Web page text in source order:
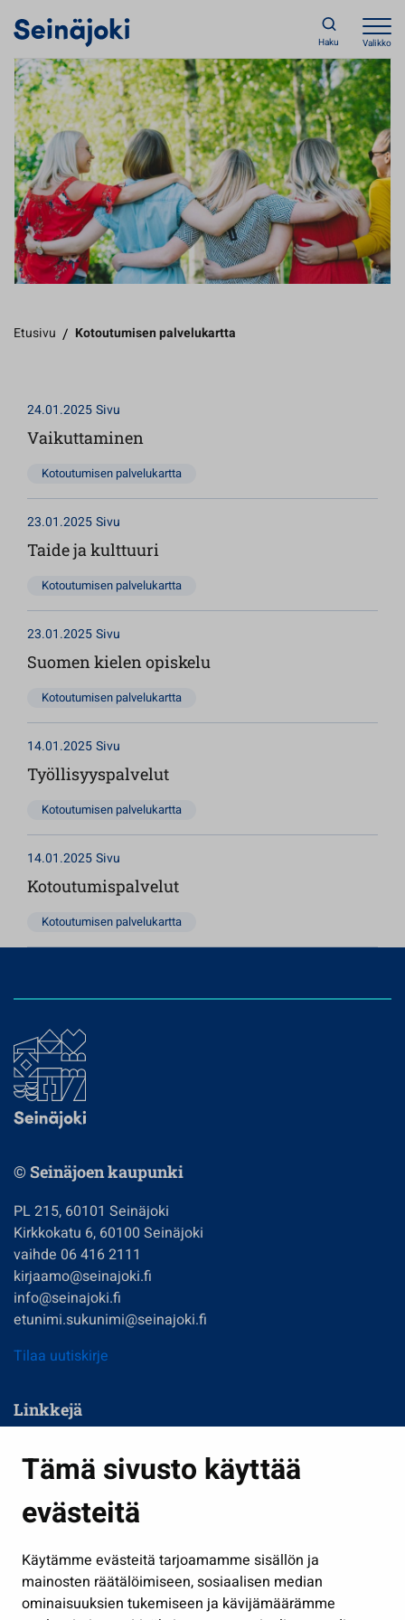
Tämä sivusto käyttää
evästeitä
Käytämme evästeitä tarjoamamme sisällön ja
mainosten räätälöimiseen, sosiaalisen median
ominaisuuksien tukemiseen ja kävijämäärämme
Haku Valikko
Etusivu / Kotoutumisen palvelukartta
24.01.2025Sivu
Vaikuttaminen
Kotoutumisen palvelukartta
23.01.2025Sivu
Taide ja kulttuuri
Kotoutumisen palvelukartta
23.01.2025Sivu
Suomen kielen opiskelu
Kotoutumisen palvelukartta
14.01.2025Sivu
Työllisyyspalvelut
Kotoutumisen palvelukartta
14.01.2025Sivu
Kotoutumispalvelut
Kotoutumisen palvelukartta
© Seinäjoen kaupunki
PL 215, 60101 Seinäjoki
Kirkkokatu 6, 60100 Seinäjoki
vaihde 06 416 2111
kirjaamo@seinajoki.fi
info@seinajoki.fi
etunimi.sukunimi@seinajoki.fi
Tilaa uutiskirje
Linkkejä
Kasvatus ja opetus
Kulttuuri ja liikunta
Työ ja yrittäminen
Osallistu ja asioi